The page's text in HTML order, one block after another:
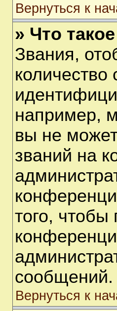
Вернуться к
» Что
Звания,
например,
вы не
званий на
того,
сообщений.
Вернуться к